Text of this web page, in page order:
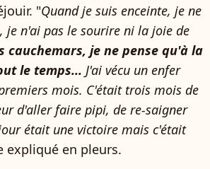
"Quand je suis enceinte, je ne
je n'ai pas le sourire ni la joie de
cauchemars, je ne pense qu'à la
le temps... J'ai vécu un enfer
mois. C'était trois mois de
d'aller faire pipi, de re-saigner
était une victoire mais c'était
expliqué en pleurs.